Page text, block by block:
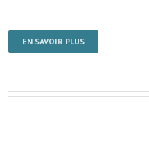
EN SAVOIR PLUS